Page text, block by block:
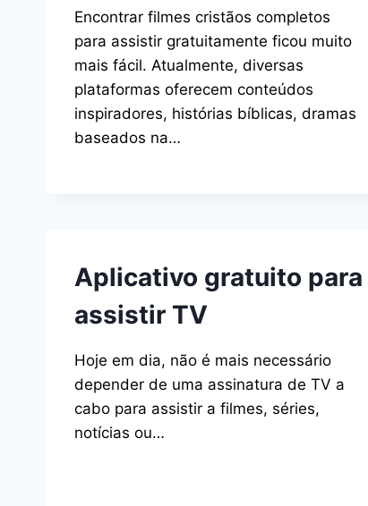
Encontrar filmes cristãos completos
para assistir gratuitamente ficou muito
mais fácil. Atualmente, diversas
plataformas oferecem conteúdos
inspiradores, histórias bíblicas, dramas
baseados na…
Aplicativo gratuito para
assistir TV
Hoje em dia, não é mais necessário
depender de uma assinatura de TV a
cabo para assistir a filmes, séries,
notícias ou…